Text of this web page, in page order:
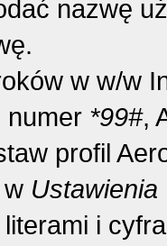
nazwę
w w/w
numer *99#,
profil
w Ustawienia
i